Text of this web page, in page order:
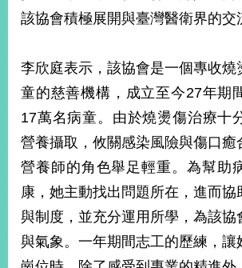
該協會積極展開與臺灣醫衛界的交
李欣庭表示，該協會是一個專收燒
童的慈善機構，成立至今27年期
17萬名病童。由於燒燙傷治療十
營養攝取，攸關感染風險與傷口癒
營養師的角色舉足輕重。為幫助
康，她主動找出問題所在，進而協
與制度，並充分運用所學，為該協
與氣象。一年期間志工的歷練，讓